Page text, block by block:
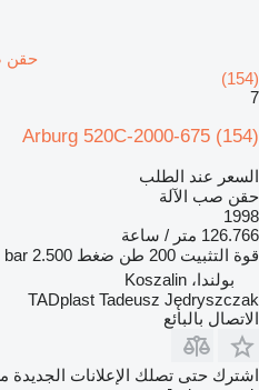
(154)
7
Arburg 520C-2000-675 (154)
السعر عند الطلب
حقن صب الآلة
1998
126.766 متر / ساعة
قوة التثبيت 200 طن ضغط 2.500 bar
بولندا، Koszalin
TADplast Tadeusz Jędryszczak
الاتصال بالبائع